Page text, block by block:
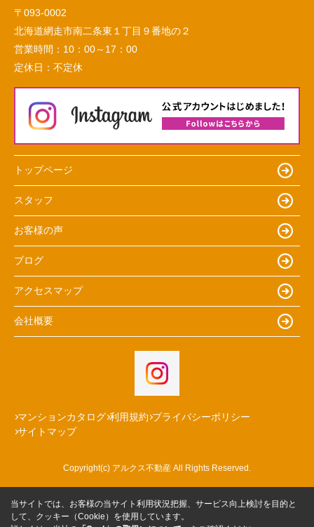
〒093-0002
北海道網走市南二条東１丁目９番地の２
営業時間： 10：00～17：00
定休日： 不定休
トップページ
スタッフ
お客様の声
ブログ
アクセスマップ
会社概要
マンションカタログ 利用規約 プライバシーポリシー
サイトマップ
Copyright(c) アルクス不動産 All Rights Reserved.
当サイトでは、お客様の当サイト利用状況把握、サービス向上検討を目的と
して、クッキー（Cookie）を使用しています。